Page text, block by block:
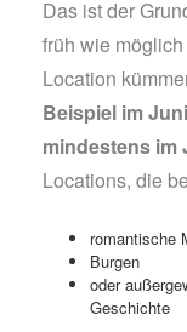
Das ist der
früh wie
Location
Beispiel im Juni
mindestens im
Locations, die
romantische
Burgen
oder
Geschichte